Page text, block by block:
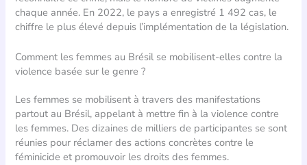
chaque année. En 2022, le pays a enregistré 1 492 cas, le
chiffre le plus élevé depuis l’implémentation de la législation.
Comment les femmes au Brésil se mobilisent-elles contre la
violence basée sur le genre ?
Les femmes se mobilisent à travers des manifestations
partout au Brésil, appelant à mettre fin à la violence contre
les femmes. Des dizaines de milliers de participantes se sont
réunies pour réclamer des actions concrètes contre le
féminicide et promouvoir les droits des femmes.